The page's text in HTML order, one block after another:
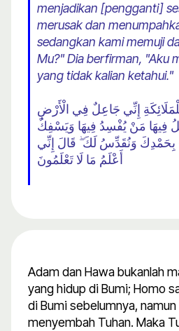
menjadikan [pengganti]
merusak dan
sedangkan kami memuji
Mu?" Dia berfirman, "Aku
yang tidak kalian ketahui."
لِلْمَلَائِكَةِ إِنِّي جَاعِلٌ فِي الْأَرْضِ
فِيهَا مَنْ يُفْسِدُ فِيهَا وَيَسْفِكُ
بِحَمْدِكَ وَنُقَدِّسُ لَكَ ۖ قَالَ إِنِّي
أَعْلَمُ مَا لَا تَعْلَمُونَ
Adam dan Hawa bukanlah
yang hidup di Bumi; Homo
di Bumi sebelumnya,
menyembah Tuhan. Maka